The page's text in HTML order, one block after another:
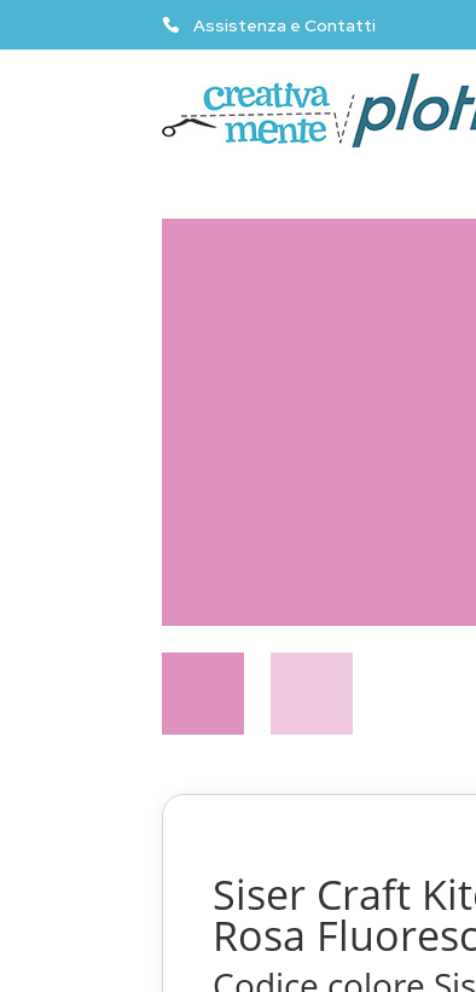
Assistenza e Contatti
Siser Craft
Rosa